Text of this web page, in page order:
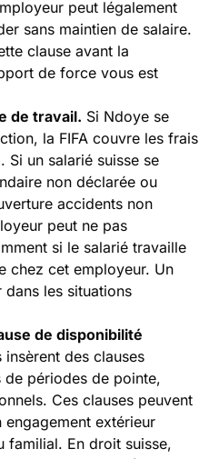
peut légalement
sans maintien de salaire.
clause avant la
de force vous est
de travail. Si Ndoye se
la FIFA couvre les frais
Si un salarié suisse se
non déclarée ou
accidents non
peut ne pas
si le salarié travaille
chez cet employeur. Un
les situations
de disponibilité
des clauses
périodes de pointe,
Ces clauses peuvent
extérieur
En droit suisse,